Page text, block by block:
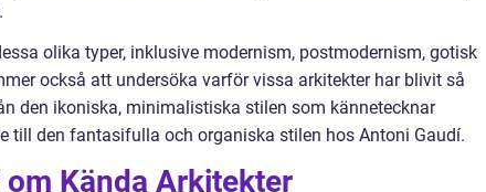
olika typer, inklusive modernism, postmodernism, gotisk
också att undersöka varför vissa arkitekter har blivit så
den ikoniska, minimalistiska stilen som kännetecknar
till den fantasifulla och organiska stilen hos Antoni Gaudí.
Kända Arkitekter